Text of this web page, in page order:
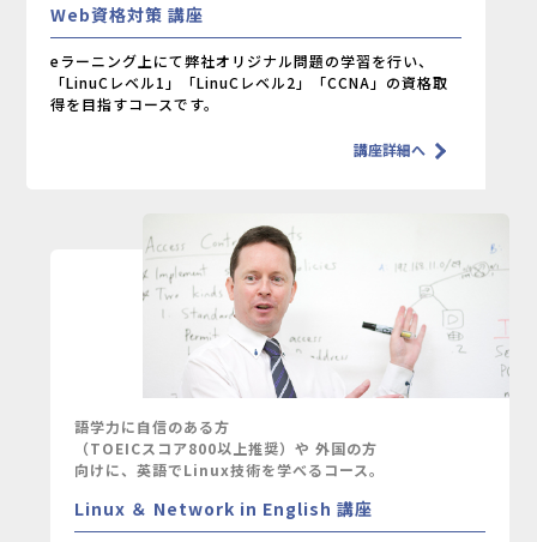
Web資格対策 講座
eラーニング上にて弊社オリジナル問題の学習を行い、
「LinuCレベル1」「LinuCレベル2」「CCNA」の資格取
得を目指すコースです。
講座詳細へ
語学力に自信のある方
（TOEICスコア800以上推奨）や外国の方
向けに、英語でLinux技術を学べるコース。
Linux ＆ Network in English 講座